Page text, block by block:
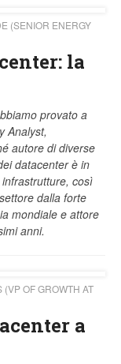
(SENIOR ENERGY
la
provato a
Analyst,
autore di diverse
datacenter è in
così
dalla forte
mondiale e attore
anni.
OF GROWTH AT
a